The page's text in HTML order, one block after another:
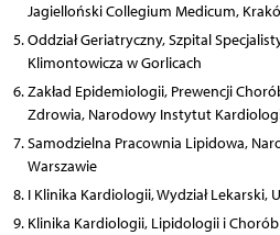
Jagielloński Collegium Medicum,
Oddział Geriatryczny, Szpital
Klimontowicza w Gorlicach
Zakład Epidemiologii, Prewencji
Zdrowia, Narodowy Instytut
Samodzielna Pracownia Lipidowa,
Warszawie
I Klinika Kardiologii, Wydział
Klinika Kardiologii, Lipidologii i